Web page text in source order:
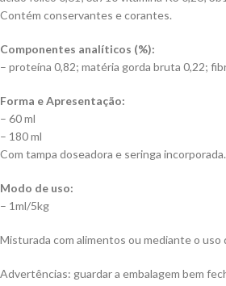
Contém conservantes e corantes.
Componentes analíticos (%):
– proteína 0,82; matéria gorda bruta 0,22;
Forma e Apresentação:
– 60 ml
– 180 ml
Com tampa doseadora e seringa incorporada.
Modo de uso:
– 1ml/5kg
Misturada com alimentos ou mediante o uso
Advertências: guardar a embalagem bem